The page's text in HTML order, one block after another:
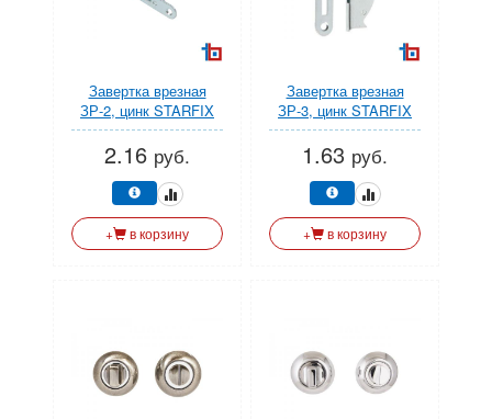
Завертка врезная
ЗР-2, цинк STARFIX
2.16 руб.
+ в корзину
Завертка врезная
ЗР-3, цинк STARFIX
1.63 руб.
+ в корзину